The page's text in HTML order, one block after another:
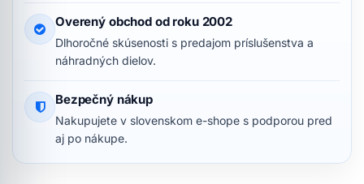
Overený obchod od roku 2002
Dlhoročné skúsenosti s predajom príslušenstva a
náhradných dielov.
Bezpečný nákup
Nakupujete v slovenskom e-shope s podporou pred
aj po nákupe.